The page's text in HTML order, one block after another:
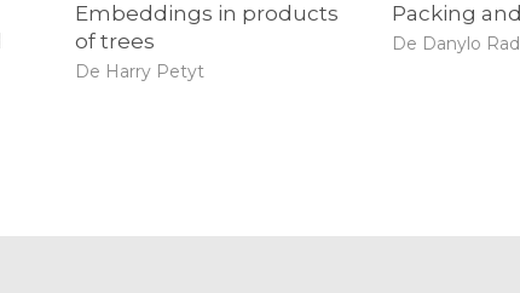
Embeddings in products
of trees
De Harry Petyt
Packing
De Danylo